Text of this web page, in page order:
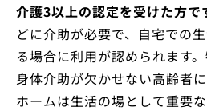
介護3以上の認定を受けた方で
どに介助が必要で、自宅での
る場合に利用が認められます
身体介助が欠かせない高齢者
ホームは生活の場として重要な